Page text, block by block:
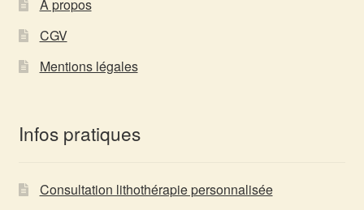
A propos
CGV
Mentions légales
Infos pratiques
Consultation lithothérapie personnalisée